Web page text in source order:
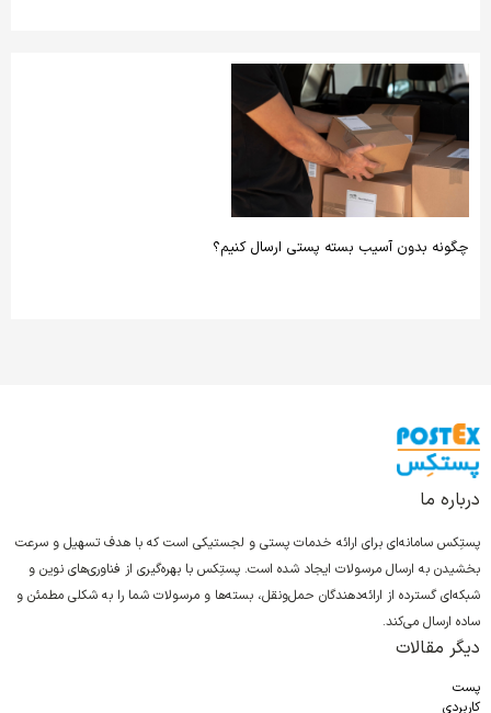
چگونه بدون آسیب بسته پستی ارسال کنیم؟
درباره ما
پستِکس سامانه‌ای برای ارائه خدمات پستی و لجستیکی است که با هدف تسهیل و سرعت
بخشیدن به ارسال مرسولات ایجاد شده است. پستِکس با بهره‌گیری از فناوری‌های نوین و
شبکه‌ای گسترده از ارائه‌دهندگان حمل‌ونقل، بسته‌ها و مرسولات شما را به شکلی مطمئن و
ساده ارسال می‌کند.
دیگر مقالات
پست
کاربردی